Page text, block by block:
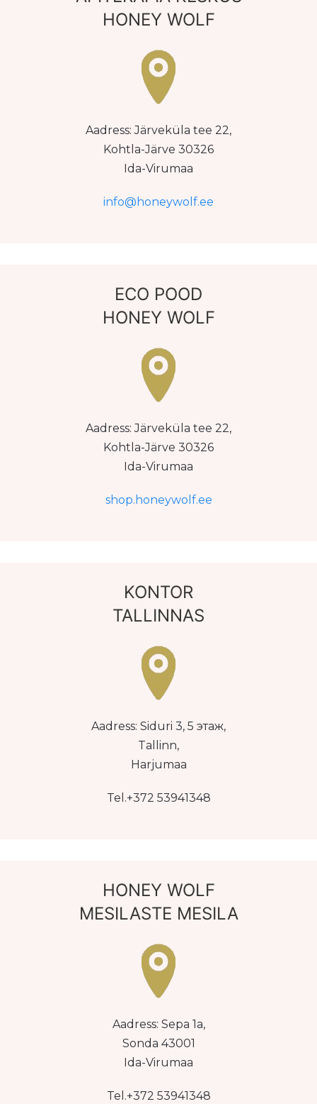
HONEY WOLF
Aadress: Järveküla tee 22,
Kohtla-Järve 30326
Ida-Virumaa
info@honeywolf.ee
ECO POOD
HONEY WOLF
Aadress: Järveküla tee 22,
Kohtla-Järve 30326
Ida-Virumaa
shop.honeywolf.ee
KONTOR
TALLINNAS
Aadress: Siduri 3, 5 этаж,
Tallinn,
Harjumaa
Tel.+372 53941348
HONEY WOLF
MESILASTE MESILA
Aadress: Sepa 1a,
Sonda 43001
Ida-Virumaa
Tel.+372 53941348